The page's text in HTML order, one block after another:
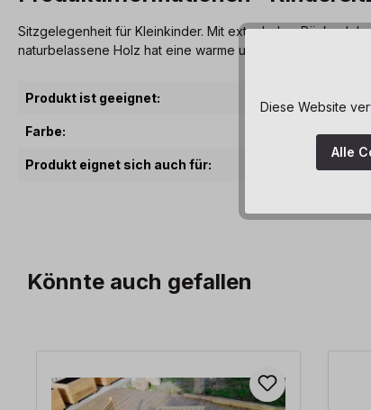
Sitzgelegenheit für Kleinkinder. Mit extra hoher
naturbelassene Holz hat eine warme und angenehme
Produkt ist geeignet:
Farbe:
Produkt eignet sich auch für:
Könnte auch gefallen
Diese Website
Alle